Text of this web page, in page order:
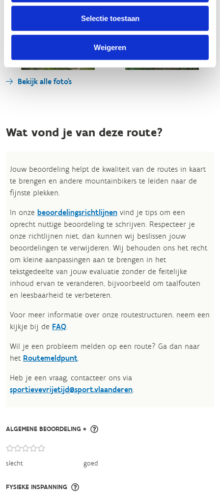
Selectie toestaan
Weigeren
Bekijk alle foto's
Wat vond je van deze route?
Jouw beoordeling helpt de kwaliteit van de routes in kaart
te brengen en andere mountainbikers te leiden naar de
fijnste plekken.
In onze beoordelingsrichtlijnen vind je tips om een
oprecht nuttige beoordeling te schrijven. Respecteer je
onze richtlijnen niet, dan kunnen wij beslissen jouw
beoordelingen te verwijderen. Wij behouden ons het recht
om kleine aanpassingen aan te brengen in het
tekstgedeelte van jouw evaluatie zonder de feitelijke
inhoud ervan te veranderen, bijvoorbeeld om taalfouten
en leesbaarheid te verbeteren.​
Voor meer informatie over onze routestructuren, neem een
kijkje bij de FAQ.
Wil je een probleem melden op een route? Ga dan naar
het Routemeldpunt.
Heb je een vraag, contacteer ons via
sportievevrijetijd@sport.vlaanderen.​
ALGEMENE BEOORDELING *
slecht goed
FYSIEKE INSPANNING